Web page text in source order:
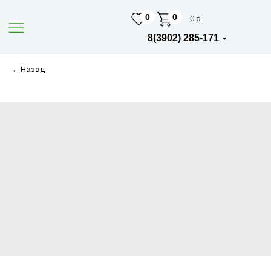
8(3902) 285-171
0 0 р.
0
← Назад